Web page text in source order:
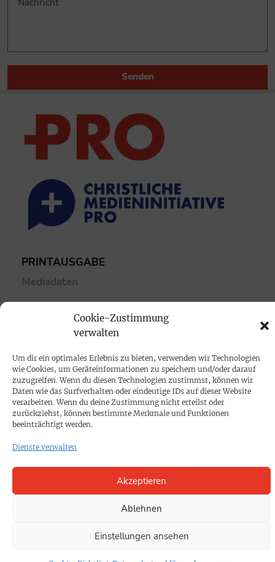
Cookie-Zustimmung
verwalten
Um dir ein optimales Erlebnis zu bieten, verwenden wir Technologien
wie Cookies, um Geräteinformationen zu speichern und/oder darauf
zuzugreifen. Wenn du diesen Technologien zustimmst, können wir
Daten wie das Surfverhalten oder eindeutige IDs auf dieser Website
verarbeiten. Wenn du deine Zustimmung nicht erteilst oder
zurückziehst, können bestimmte Merkmale und Funktionen
beeinträchtigt werden.
Dienste verwalten
Akzeptieren
Ablehnen
Einstellungen ansehen
Senden
PRINTAUSGABE
Mediadaten
PROKOMPAKT
Impressum
SPENDEN
Datenschutz
KONTAKT
Cookie-Richtlinie